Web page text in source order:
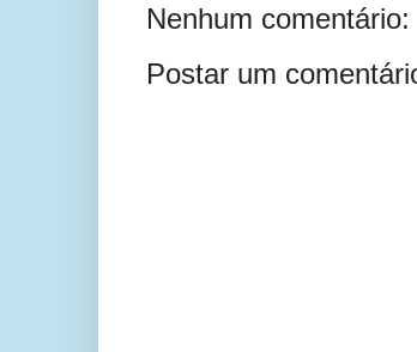
Nenhum comentário:
Postar um